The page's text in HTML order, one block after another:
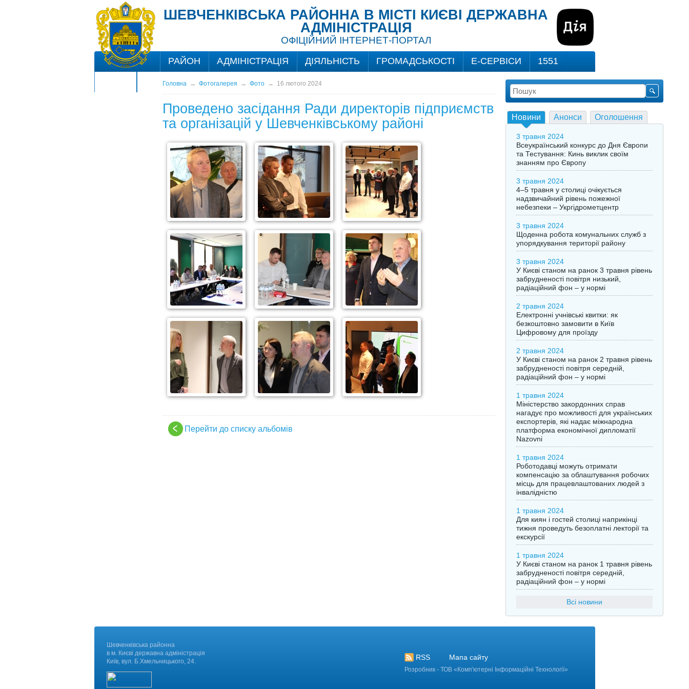
ШЕВЧЕНКІВСЬКА РАЙОННА В МІСТІ КИЄВІ ДЕРЖАВНА
АДМІНІСТРАЦІЯ
ОФІЦІЙНИЙ ІНТЕРНЕТ-ПОРТАЛ
РАЙОН АДМІНІСТРАЦІЯ ДІЯЛЬНІСТЬ ГРОМАДСЬКОСТІ Е-СЕРВІСИ
1551
Головна→ Фотогалерея → Фото→ 16 лютого 2024
Проведено засідання Ради директорів підприємств
та організацій у Шевченківському районі
Перейти до списку альбомів
Новини Анонси Оголошення
3 травня 2024
Всеукраїнський конкурс до Дня Європи
та Тестування: Кинь виклик своїм
знанням про Європу
3 травня 2024
4–5 травня у столиці очікується
надзвичайний рівень пожежної
небезпеки – Укргідрометцентр
3 травня 2024
Щоденна робота комунальних служб з
упорядкування території району
3 травня 2024
У Києві станом на ранок 3 травня рівень
забрудненості повітря низький,
радіаційний фон – у нормі
2 травня 2024
Електронні учнівські квитки: як
безкоштовно замовити в Київ
Цифровому для проїзду
2 травня 2024
У Києві станом на ранок 2 травня рівень
забрудненості повітря середній,
радіаційний фон – у нормі
1 травня 2024
Міністерство закордонних справ
нагадує про можливості для українських
експортерів, які надає міжнародна
платформа економічної дипломатії
Nazovni
1 травня 2024
Роботодавці можуть отримати
компенсацію за облаштування робочих
місць для працевлаштованих людей з
інвалідністю
1 травня 2024
Для киян і гостей столиці наприкінці
тижня проведуть безоплатні лекторії та
екскурсії
1 травня 2024
У Києві станом на ранок 1 травня рівень
забрудненості повітря середній,
радіаційний фон – у нормі
Всі новини
Шевченківська районна
в м. Києві державна адміністрація
Київ, вул. Б.Хмельницького, 24.
RSS Мапа сайту
Розробник - ТОВ « Комп'ютерні Інформаційні Технології»